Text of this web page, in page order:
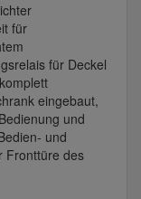
für
für Deckel
eingebaut,
und
und
Fronttüre des